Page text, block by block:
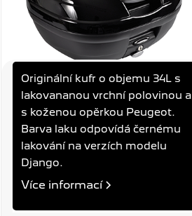
KUFR 34L INK BLACK +
ČERNÁ KOŽENÁ OPĚRKA
DJANGO
Originální kufr o objemu 34L s
lakovananou vrchní polovinou a
s koženou opěrkou Peugeot.
Barva laku odpovídá černému
lakování na verzích modelu
Django.
Více informací
5 990 Kč